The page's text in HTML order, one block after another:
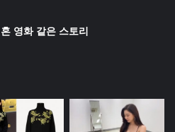
영화 같은 스토리